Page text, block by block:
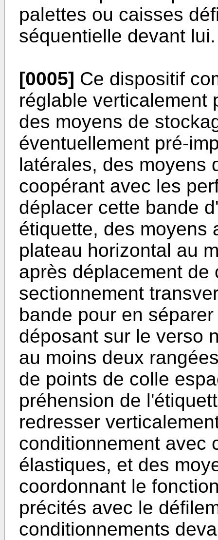
palettes ou caisses
séquentielle devant lui.
[0005] Ce dispositif
réglable verticalement
des moyens de
éventuellement pré-
latérales, des moyens
coopérant avec les
déplacer cette bande
étiquette, des moyens
plateau horizontal au
après déplacement
sectionnement
bande pour en
déposant sur le verso
au moins deux
de points de colle
préhension de
redresser
conditionnement avec
élastiques, et des
coordonnant le
précités avec le
conditionnements